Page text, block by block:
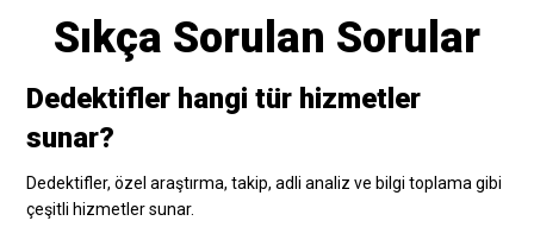
Sıkça Sorulan Sorular
Dedektifler hangi tür hizmetler
sunar?
Dedektifler, özel araştırma, takip, adli analiz ve bilgi toplama gibi
çeşitli hizmetler sunar.